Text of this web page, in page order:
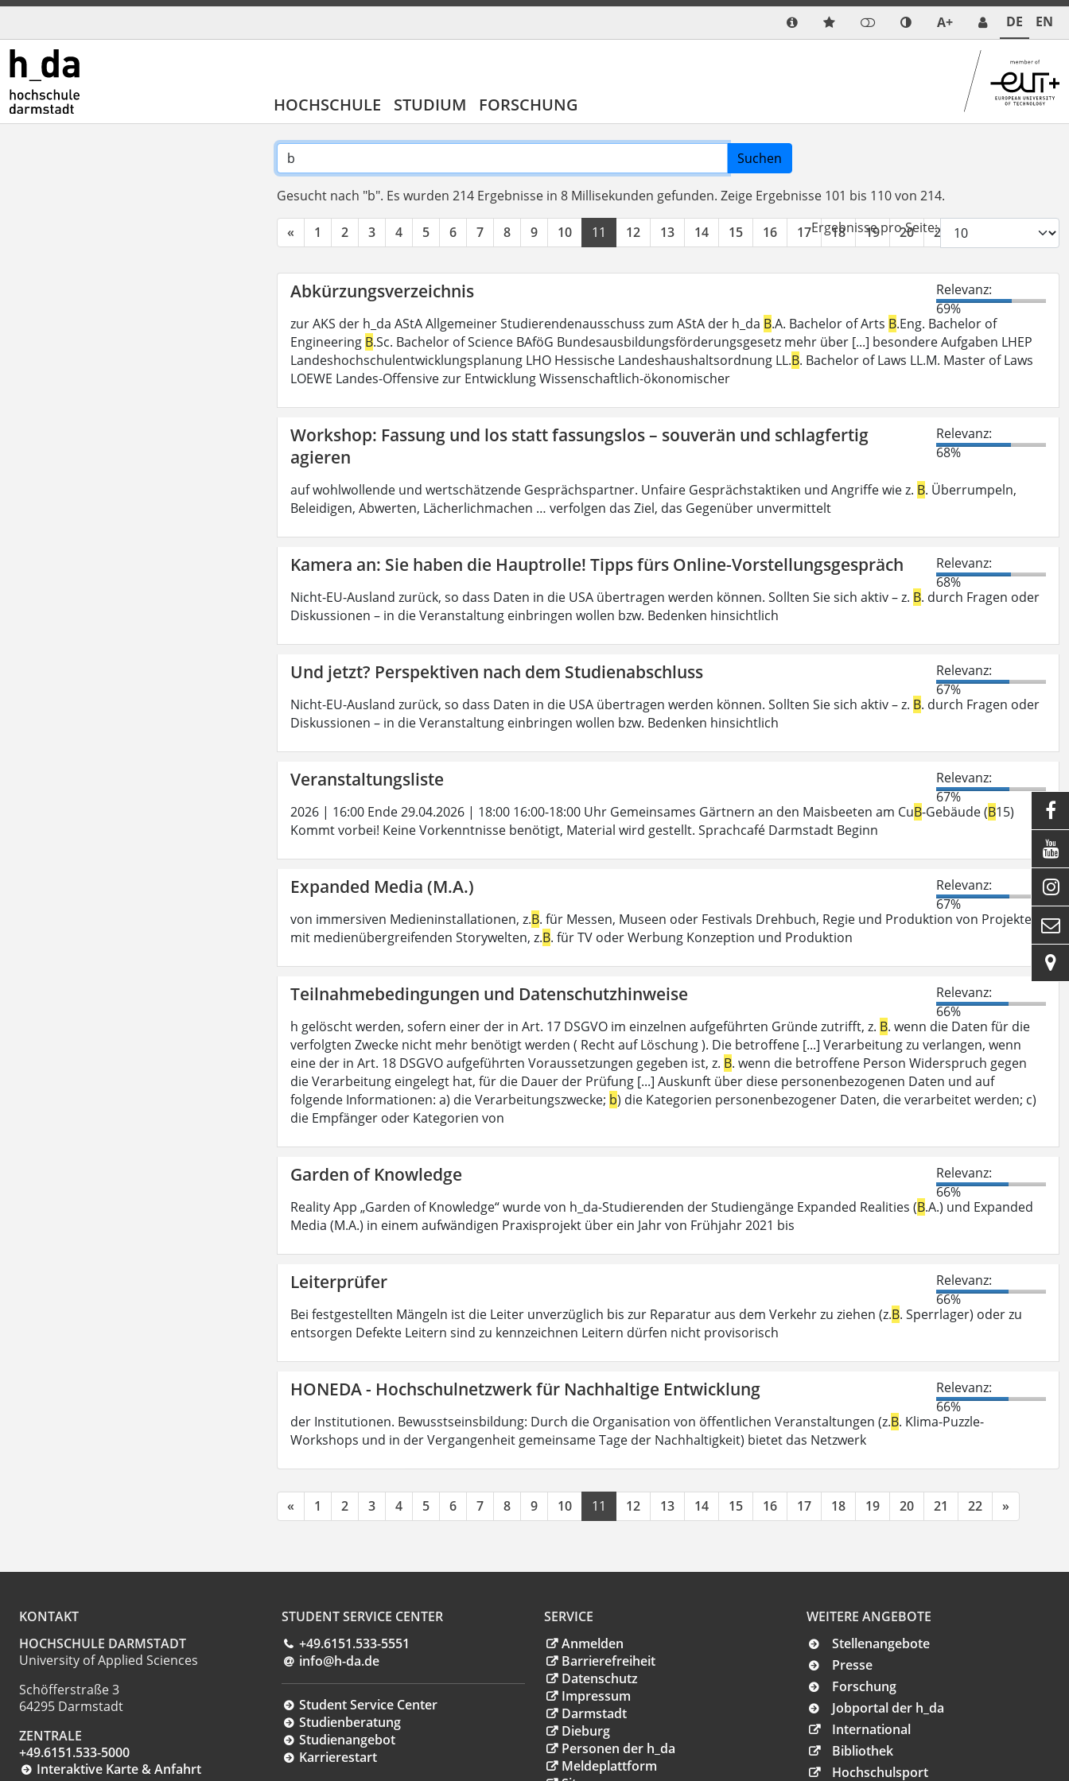
A+ DE EN
HOCHSCHULE STUDIUM FORSCHUNG
Suchen
Gesucht nach "b". Es wurden 214 Ergebnisse in 8 Millisekunden gefunden. Zeige Ergebnisse 101 bis 110 von 214.
« 1 2 3 4 5 6 7 8 9 10 11 12 13 14 15 16 17 18 19 20 21
Ergebnisse pro Seite:
Abkürzungsverzeichnis
Relevanz:
69%
zur AKS der h_da AStA Allgemeiner Studierendenausschuss zum AStA der h_da B.A. Bachelor of Arts B.Eng. Bachelor of
Engineering B.Sc. Bachelor of Science BAföG Bundesausbildungsförderungsgesetz mehr über [...] besondere Aufgaben LHEP
Landeshochschulentwicklungsplanung LHO Hessische Landeshaushaltsordnung LL.B. Bachelor of Laws LL.M. Master of Laws
LOEWE Landes-Offensive zur Entwicklung Wissenschaftlich-ökonomischer
Workshop: Fassung und los statt fassungslos – souverän und schlagfertig
agieren
Relevanz:
68%
auf wohlwollende und wertschätzende Gesprächspartner. Unfaire Gesprächstaktiken und Angriffe wie z. B. Überrumpeln,
Beleidigen, Abwerten, Lächerlichmachen … verfolgen das Ziel, das Gegenüber unvermittelt
Kamera an: Sie haben die Hauptrolle! Tipps fürs Online-Vorstellungsgespräch
Relevanz:
68%
Nicht-EU-Ausland zurück, so dass Daten in die USA übertragen werden können. Sollten Sie sich aktiv – z. B. durch Fragen oder
Diskussionen – in die Veranstaltung einbringen wollen bzw. Bedenken hinsichtlich
Und jetzt? Perspektiven nach dem Studienabschluss
Relevanz:
67%
Nicht-EU-Ausland zurück, so dass Daten in die USA übertragen werden können. Sollten Sie sich aktiv – z. B. durch Fragen oder
Diskussionen – in die Veranstaltung einbringen wollen bzw. Bedenken hinsichtlich
Veranstaltungsliste
Relevanz:
67%
2026 | 16:00 Ende 29.04.2026 | 18:00 16:00-18:00 Uhr Gemeinsames Gärtnern an den Maisbeeten am CuB-Gebäude (B15)
Kommt vorbei! Keine Vorkenntnisse benötigt, Material wird gestellt. Sprachcafé Darmstadt Beginn
Expanded Media (M.A.)
Relevanz:
67%
von immersiven Medieninstallationen, z.B. für Messen, Museen oder Festivals Drehbuch, Regie und Produktion von Projekten
mit medienübergreifenden Storywelten, z.B. für TV oder Werbung Konzeption und Produktion
Teilnahmebedingungen und Datenschutzhinweise
Relevanz:
66%
h gelöscht werden, sofern einer der in Art. 17 DSGVO im einzelnen aufgeführten Gründe zutrifft, z. B. wenn die Daten für die
verfolgten Zwecke nicht mehr benötigt werden ( Recht auf Löschung ). Die betroffene [...] Verarbeitung zu verlangen, wenn
eine der in Art. 18 DSGVO aufgeführten Voraussetzungen gegeben ist, z. B. wenn die betroffene Person Widerspruch gegen
die Verarbeitung eingelegt hat, für die Dauer der Prüfung [...] Auskunft über diese personenbezogenen Daten und auf
folgende Informationen: a) die Verarbeitungszwecke; b) die Kategorien personenbezogener Daten, die verarbeitet werden; c)
die Empfänger oder Kategorien von
Garden of Knowledge
Relevanz:
66%
Reality App „Garden of Knowledge“ wurde von h_da-Studierenden der Studiengänge Expanded Realities (B.A.) und Expanded
Media (M.A.) in einem aufwändigen Praxisprojekt über ein Jahr von Frühjahr 2021 bis
Leiterprüfer
Relevanz:
66%
Bei festgestellten Mängeln ist die Leiter unverzüglich bis zur Reparatur aus dem Verkehr zu ziehen (z.B. Sperrlager) oder zu
entsorgen Defekte Leitern sind zu kennzeichnen Leitern dürfen nicht provisorisch
HONEDA - Hochschulnetzwerk für Nachhaltige Entwicklung
Relevanz:
66%
der Institutionen. Bewusstseinsbildung: Durch die Organisation von öffentlichen Veranstaltungen (z.B. Klima-Puzzle-
Workshops und in der Vergangenheit gemeinsame Tage der Nachhaltigkeit) bietet das Netzwerk
« 1 2 3 4 5 6 7 8 9 10 11 12 13 14 15 16 17 18 19 20 21 22 »
KONTAKT
HOCHSCHULE DARMSTADT
University of Applied Sciences
Schöfferstraße 3
64295 Darmstadt
ZENTRALE
+49.6151.533-5000
Interaktive Karte & Anfahrt
STUDENT SERVICE CENTER
+49.6151.533-5551
info@h-da.de
Student Service Center
Studienberatung
Studienangebot
Karrierestart
SERVICE
Anmelden
Barrierefreiheit
Datenschutz
Impressum
Darmstadt
Dieburg
Personen der h_da
Meldeplattform
WEITERE ANGEBOTE
Stellenangebote
Presse
Forschung
Jobportal der h_da
International
Bibliothek
Hochschulsport




